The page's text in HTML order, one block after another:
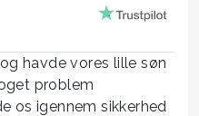
havde vores lille søn
problem
os igennem sikkerhed